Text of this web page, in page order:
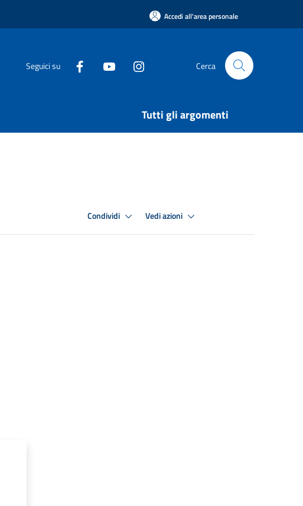
Accedi all'area personale
Seguici su Cerca
Tutti gli argomenti
Condividi Vedi azioni